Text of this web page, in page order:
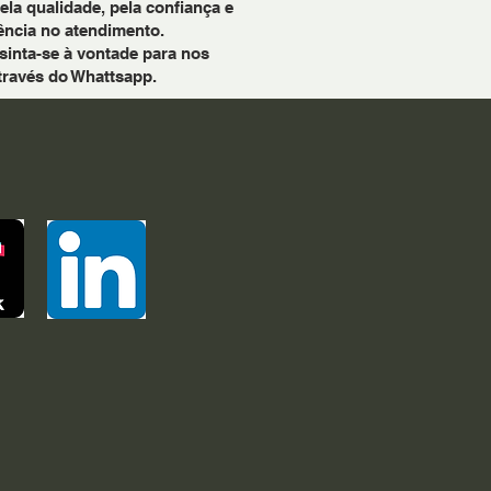
qualidade, pela confiança e
no atendimento.
se à vontade para nos
do Whattsapp.